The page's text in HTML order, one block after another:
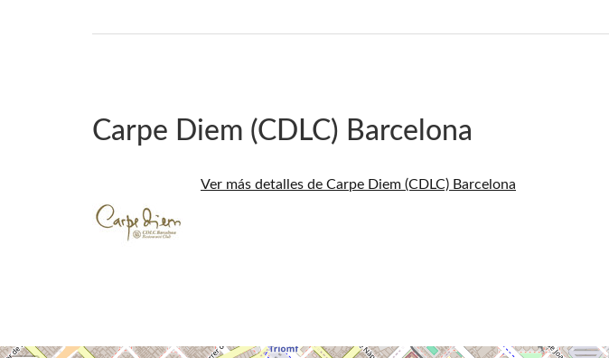
Carpe Diem (CDLC) Barcelona
Ver más detalles de Carpe Diem (CDLC) Barcelona